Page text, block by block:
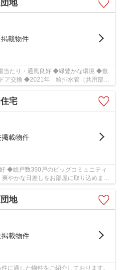
地
載物件
たり・通風良好 ◆緑豊かな環境 ◆敷
ア交換 ◆2021年 給排水管（共用部
宅
掲載物件
総戸数390戸のビッグコミュニティ
やかな日差しをお部屋に取り込めま
に大変便利
地
載物件
に適した物件をご紹介しております。